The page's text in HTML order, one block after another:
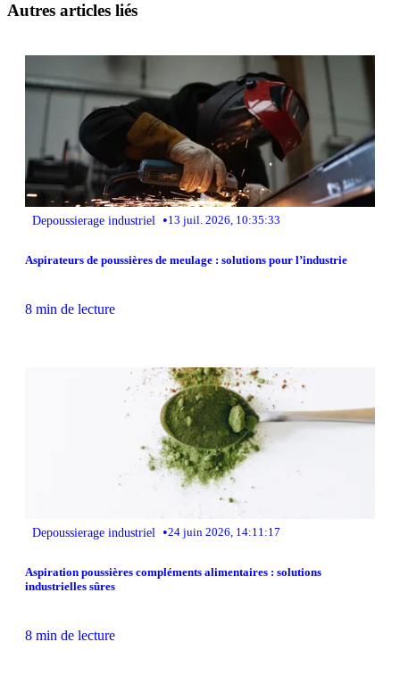
Autres articles liés
Depoussierage industriel •13 juil. 2026, 10:35:33
Aspirateurs de poussières de meulage : solutions pour l’industrie
8 min de lecture
Depoussierage industriel •24 juin 2026, 14:11:17
Aspiration poussières compléments alimentaires : solutions
industrielles sûres
8 min de lecture